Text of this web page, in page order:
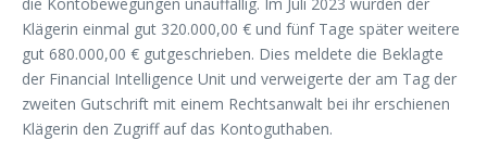
Klägerin einmal gut 320.000,00 € und fünf Tage später weitere
gut 680.000,00 € gutgeschrieben. Dies meldete die Beklagte
der Financial Intelligence Unit und verweigerte der am Tag der
zweiten Gutschrift mit einem Rechtsanwalt bei ihr erschienen
Klägerin den Zugriff auf das Kontoguthaben.